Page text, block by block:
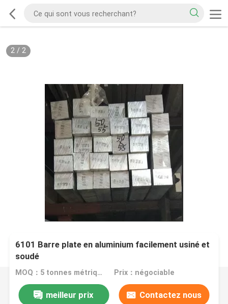
2/ 2
6101 Barre plate en aluminium facilement usiné et
soudé
MOQ：5 tonnes métriques Prix：négociable
meilleur prix Contactez nous